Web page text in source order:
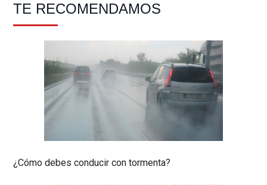
Barra
lateral
principal
TE RECOMENDAMOS
¿Cómo debes conducir con tormenta?